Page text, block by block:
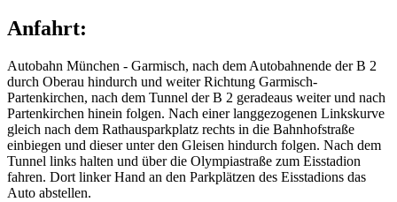
Anfahrt:
Autobahn München - Garmisch, nach dem Autobahnende der B 2
durch Oberau hindurch und weiter Richtung Garmisch-
Partenkirchen, nach dem Tunnel der B 2 geradeaus weiter und nach
Partenkirchen hinein folgen. Nach einer langgezogenen Linkskurve
gleich nach dem Rathausparkplatz rechts in die Bahnhofstraße
einbiegen und dieser unter den Gleisen hindurch folgen. Nach dem
Tunnel links halten und über die Olympiastraße zum Eisstadion
fahren. Dort linker Hand an den Parkplätzen des Eisstadions das
Auto abstellen.